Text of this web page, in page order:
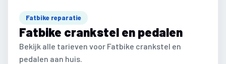
Fatbike reparatie
Fatbike crankstel en pedalen
Bekijk alle tarieven voor Fatbike crankstel en
pedalen aan huis.